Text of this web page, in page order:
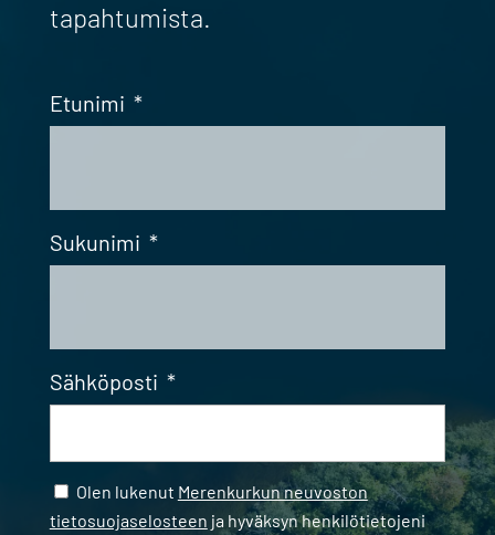
tapahtumista.
Etunimi *
Sukunimi *
Sähköposti *
Samtycke *
Olen lukenut Merenkurkun neuvoston
tietosuojaselosteen ja hyväksyn henkilötietojeni